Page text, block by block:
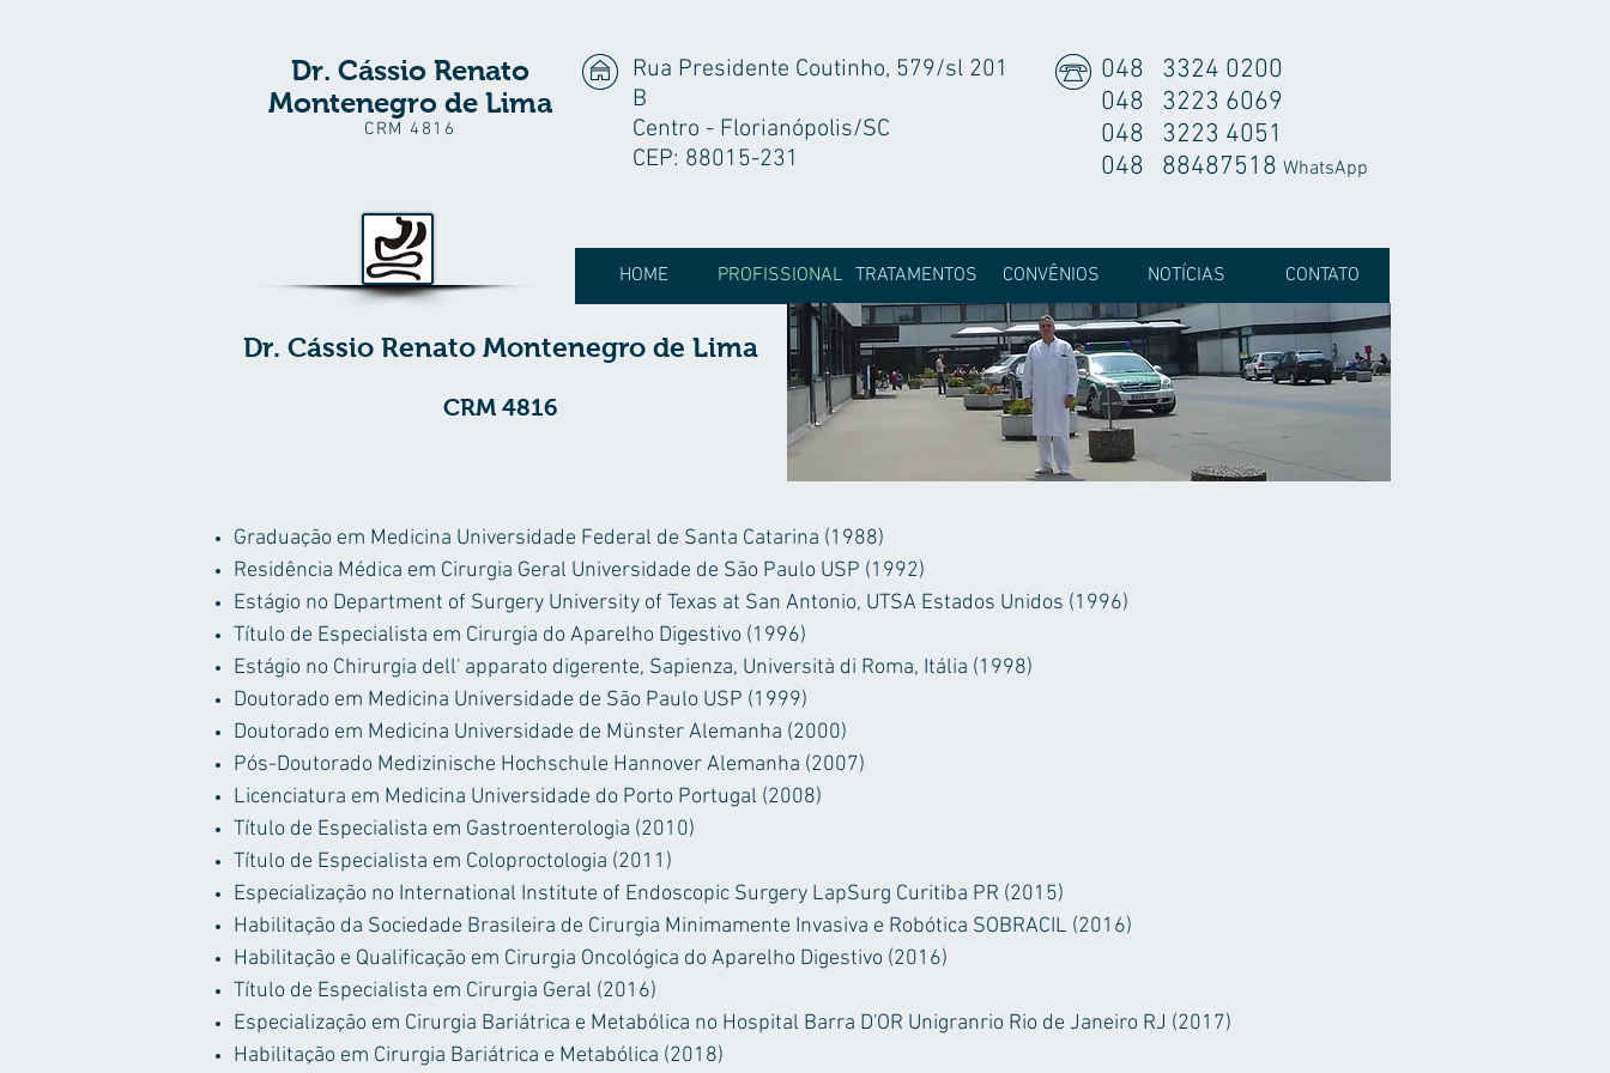
Dr. Cássio Renato
Montenegro de Lima
CRM 4816
Rua Presidente Coutinho, 579/sl 201
B
Centro - Florianópolis/SC
CEP: 88015-231
048 3324 0200
048 3223 6069
048 3223 4051
048 88487518 WhatsApp
HOME PROFISSIONAL TRATAMENTOS CONVÊNIOS NOTÍCIAS CONTATO
Dr. Cássio Renato Montenegro de Lima
CRM 4816
Graduação em Medicina Universidade Federal de Santa Catarina (1988)
Residência Médica em Cirurgia Geral Universidade de São Paulo USP (1992)
Estágio no Department of Surgery University of Texas at San Antonio, UTSA Estados Unidos (1996)
Título de Especialista em Cirurgia do Aparelho Digestivo (1996)
Estágio no Chirurgia dell' apparato digerente, Sapienza, Università di Roma, Itália (1998)
Doutorado em Medicina Universidade de São Paulo USP (1999)
Doutorado em Medicina Universidade de Münster Alemanha (2000)
Pós-Doutorado Medizinische Hochschule Hannover Alemanha (2007)
Licenciatura em Medicina Universidade do Porto Portugal (2008)
Título de Especialista em Gastroenterologia (2010)
Título de Especialista em Coloproctologia (2011)
Especialização no International Institute of Endoscopic Surgery LapSurg Curitiba PR (2015)
Habilitação da Sociedade Brasileira de Cirurgia Minimamente Invasiva e Robótica SOBRACIL (2016)
Habilitação e Qualificação em Cirurgia Oncológica do Aparelho Digestivo (2016)
Título de Especialista em Cirurgia Geral (2016)
Especialização em Cirurgia Bariátrica e Metabólica no Hospital Barra D'OR Unigranrio Rio de Janeiro RJ (2017)
Habilitação em Cirurgia Bariátrica e Metabólica (2018)